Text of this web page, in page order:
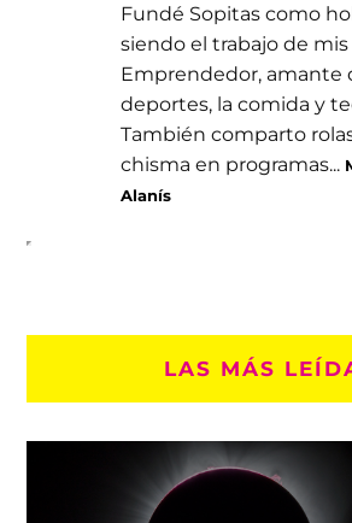
Fundé Sopitas como
siendo el trabajo de mis
Emprendedor, amante
deportes, la comida y
También comparto
chisma en programas...
Alanís
LAS MÁS